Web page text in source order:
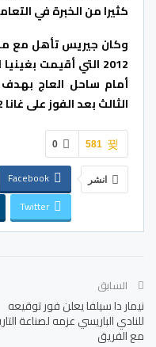
كثيرا من الخبرة في
وكان جيريس تأهل مع
2012 التي أقيمت
أمام ساحل العاج
الثالث بعد الفوز على غانا 2-0.
0 581
انشر Facebook
Twitter
السابق
نيمار دا سيلفا يعلن فور توقيعه
للنادي الباريسي عزمه لصناعة
مع الفريق